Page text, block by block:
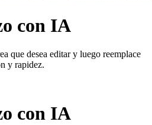
con IA
que desea editar y luego reemplace
y rapidez.
con IA